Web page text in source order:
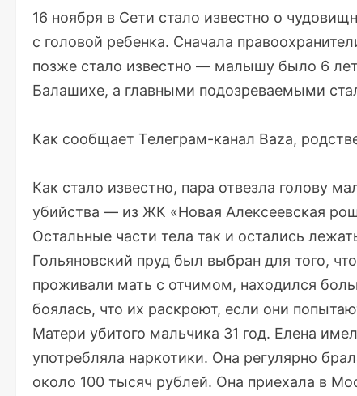
16 ноября в Сети стало известно о
с головой ребенка. Сначала
позже стало известно — малышу было 6
Балашихе, а главными подозреваемыми
Как сообщает Телеграм-канал Baza,
Как стало известно, пара отвезла голову
убийства — из ЖК «Новая Алексеевская
Остальные части тела так и остались
Гольяновский пруд был выбран для того,
проживали мать с отчимом, находился
боялась, что их раскроют, если они
Матери убитого мальчика 31 год. Елена
употребляла наркотики. Она регулярно
около 100 тысяч рублей. Она приехала в